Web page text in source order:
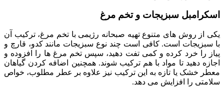
اسکرامبل سبزیجات و تخم مرغ
یکی از روش های متنوع تهیه صبحانه رژیمی با تخم مرغ، ترکیب آن
با سبزیجات است. کافی است چند نوع سبزیجات مانند کدو، قارچ و
پیاز را خرد کرده و کمی تفت دهید، سپس تخم مرغ ها را افزوده و
اجازه دهید تا مواد با هم ترکیب شوند. همچنین اضافه کردن گیاهان
معطر خشک یا تازه به این ترکیب نیز علاوه بر عطر مطلوب، خواص
سلامتی را افزایش می دهد.